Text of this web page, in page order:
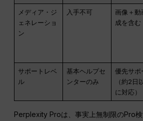
メディア・ジ
ェネレーショ
ン
入手不可
画像＋動
成を含む
サポートレベ
ル
基本ヘルプセ
ンターのみ
優先サポ
（約2日
に対応）
Perplexity Proは、事実上無制限のPro